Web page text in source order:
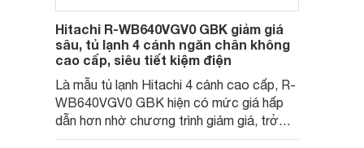
Hitachi R-WB640VGV0 GBK giảm giá
sâu, tủ lạnh 4 cánh ngăn chân không
cao cấp, siêu tiết kiệm điện
Là mẫu tủ lạnh Hitachi 4 cánh cao cấp, R-
WB640VGV0 GBK hiện có mức giá hấp
dẫn hơn nhờ chương trình giảm giá, trở
thành lựa chọn đáng cân nhắc cho các gia